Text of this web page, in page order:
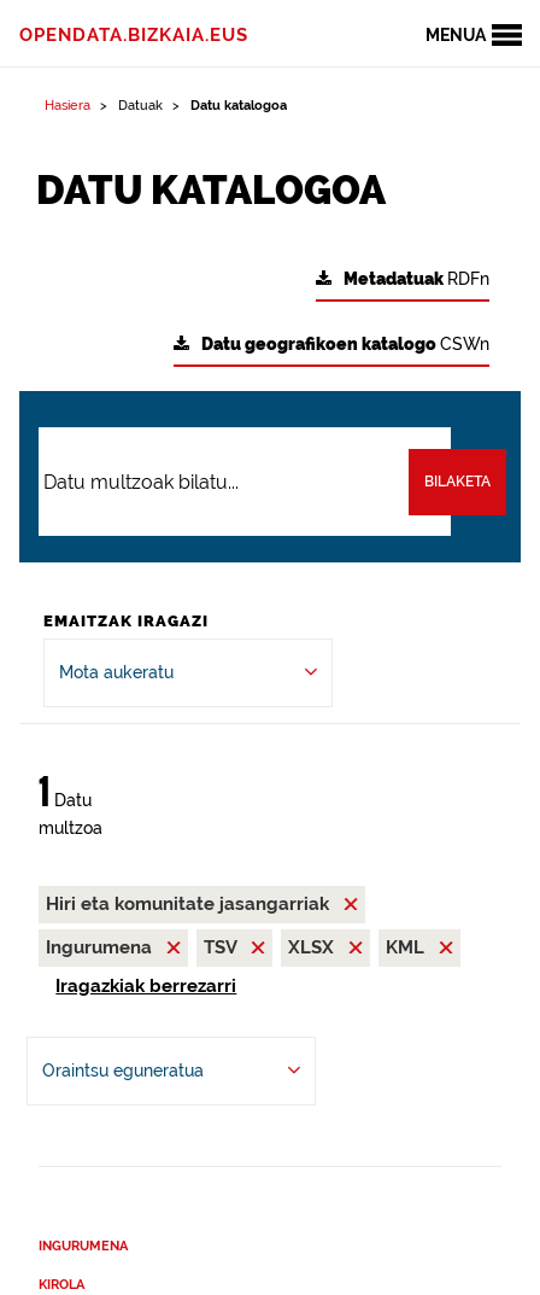
MENUA
OPENDATA.BIZKAIA.EUS
Hasiera Datuak Datu katalogoa
DATU KATALOGOA
Metadatuak RDFn
Datu geografikoen katalogoCSWn
BILAKETA
EMAITZAK IRAGAZI
Mota aukeratu
1 Datu
multzoa
Hiri eta komunitate jasangarriak
Ingurumena
TSV XLSX
KML
Iragazkiak berrezarri
Oraintsu eguneratua
INGURUMENA
KIROLA